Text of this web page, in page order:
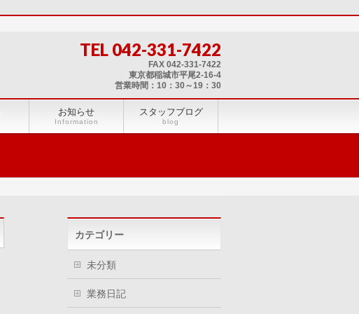
TEL 042-331-7422
FAX 042-331-7422
東京都稲城市平尾2-16-4
営業時間：10：30～19：30
お知らせ
Information
スタッフブログ
blog
カテゴリー
未分類
業務日記